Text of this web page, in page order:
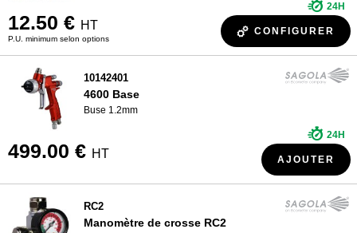
12.50 € HT
P.U. minimum selon options
24H
CONFIGURER
10142401
4600 Base
Buse 1.2mm
499.00 € HT
24H
AJOUTER
RC2
Manomètre de crosse RC2